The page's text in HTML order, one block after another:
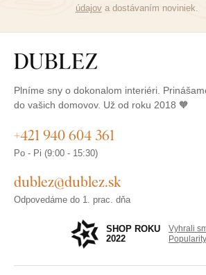
údajova dostávaním noviniek.
Plníme sny o dokonalom interiéri.
do vašich domovov. Už od roku 2018 🧡
+421 940 604 361
Po - Pi (9:00 - 15:30)
dublez@dublez.sk
Odpovedáme do 1. prac. dňa
SHOP ROKU
2022
Vyhrali
Popularity